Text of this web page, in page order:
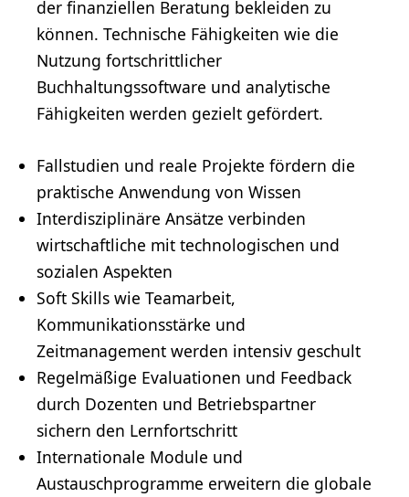
der finanziellen Beratung bekleiden zu
können. Technische Fähigkeiten wie die
Nutzung fortschrittlicher
Buchhaltungssoftware und analytische
Fähigkeiten werden gezielt gefördert.
Fallstudien und reale Projekte fördern die
praktische Anwendung von Wissen
Interdisziplinäre Ansätze verbinden
wirtschaftliche mit technologischen und
sozialen Aspekten
Soft Skills wie Teamarbeit,
Kommunikationsstärke und
Zeitmanagement werden intensiv geschult
Regelmäßige Evaluationen und Feedback
durch Dozenten und Betriebspartner
sichern den Lernfortschritt
Internationale Module und
Austauschprogramme erweitern die globale